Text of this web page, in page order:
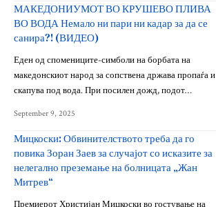
МАКЕДОНИУМОТ ВО КРУШЕВО ПЛИВА
ВО ВОДА Немало ни пари ни кадар за да се
санира?! (ВИДЕО)
Еден од спомениците-симболи на борбата на
македонскиот народ за сопствена држава пропаѓа и
скапува под вода. При посилен дожд, подот…
September 9, 2025
Мицкоски: Обвинителството треба да го
повика Зоран Заев за случајот со исказите за
нелегално преземање на болницата „Жан
Митрев“
Премиерот Христијан Мицкоски во гостување на